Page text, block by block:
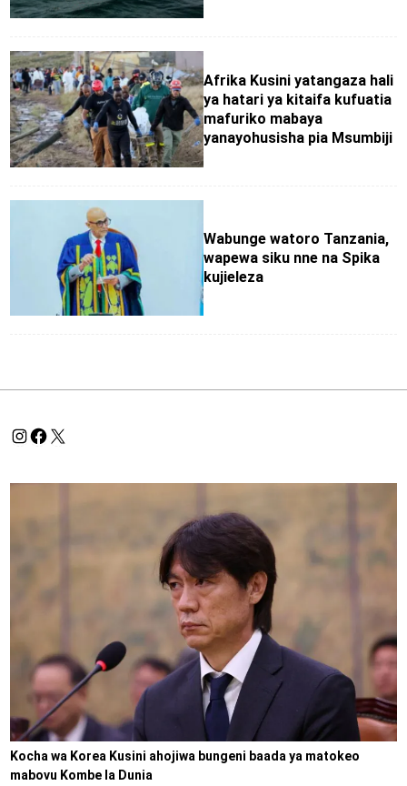
Afrika Kusini yatangaza hali
ya hatari ya kitaifa kufuatia
mafuriko mabaya
yanayohusisha pia Msumbiji
Wabunge watoro Tanzania,
wapewa siku nne na Spika
kujieleza
Kocha wa Korea Kusini ahojiwa bungeni baada ya matokeo
mabovu Kombe la Dunia